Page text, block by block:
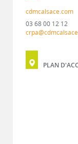
cdmcalsace.com
03 68 00 12 12
PLAN